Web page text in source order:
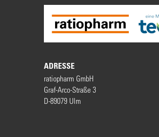
ADRESSE
ratiopharm GmbH
Graf-Arco-Straße 3
D-89079 Ulm